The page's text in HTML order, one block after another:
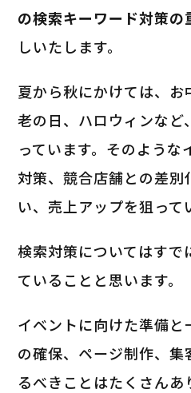
の検索キーワード対策の
しいたします。
夏から秋にかけては、
老の日、ハロウィンな
っています。そのような
対策、競合店舗との差
い、売上アップを狙って
検索対策についてはす
ていることと思います。
イベントに向けた準備と
の確保、ページ制作、集
るべきことはたくさんあ